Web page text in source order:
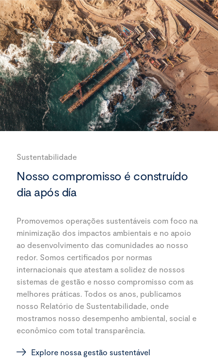
Sustentabilidade
Nosso compromisso é construído
dia após día
Promovemos operações sustentáveis com foco na
minimização dos impactos ambientais e no apoio
ao desenvolvimento das comunidades ao nosso
redor. Somos certificados por normas
internacionais que atestam a solidez de nossos
sistemas de gestão e nosso compromisso com as
melhores práticas. Todos os anos, publicamos
nosso Relatório de Sustentabilidade, onde
mostramos nosso desempenho ambiental, social e
econômico com total transparência.
Explore nossa gestão sustentável